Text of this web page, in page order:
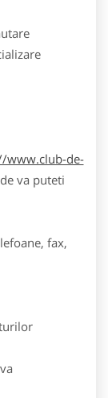
www.club-de-
va puteti
fax,